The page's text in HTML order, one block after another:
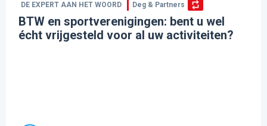
DE EXPERT AAN HET WOORD Deg & Partners
BTW en sportverenigingen: bent u wel
écht vrijgesteld voor al uw activiteiten?